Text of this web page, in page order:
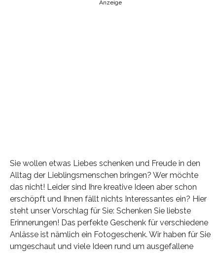
Anzeige
Sie wollen etwas Liebes schenken und Freude in den
Alltag der Lieblingsmenschen bringen? Wer möchte
das nicht! Leider sind Ihre kreative Ideen aber schon
erschöpft und Ihnen fällt nichts Interessantes ein? Hier
steht unser Vorschlag für Sie: Schenken Sie liebste
Erinnerungen! Das perfekte Geschenk für verschiedene
Anlässe ist nämlich ein Fotogeschenk. Wir haben für Sie
umgeschaut und viele Ideen rund um ausgefallene